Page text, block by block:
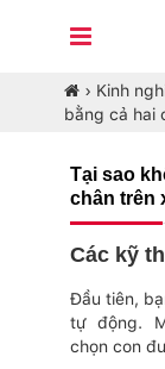
› Kinh
bằng cả hai
Tại sao
chân trên
Các kỹ
Đầu tiên,
tự động.
chọn con